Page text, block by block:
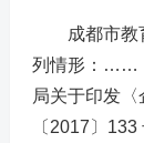
成都市教育
列情形：……
局关于印发
〔2017〕